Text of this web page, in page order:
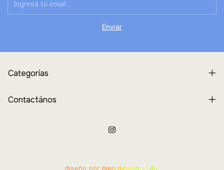
Categorías
Contactános
diseño por pieri.design ⋆˚꩜｡